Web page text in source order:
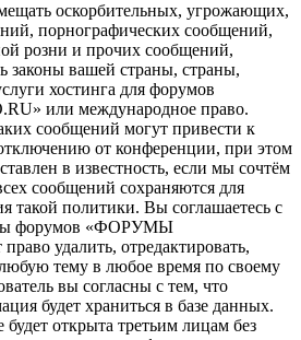
оскорбительных, угрожающих,
порнографических сообщений,
розни и прочих сообщений,
законы вашей страны, страны,
хостинга для форумов
или международное право.
сообщений могут привести к
от конференции, при этом
в известность, если мы сочтём
сообщений сохраняются для
такой политики. Вы соглашаетесь с
форумов «ФОРУМЫ
удалить, отредактировать,
тему в любое время по своему
вы согласны с тем, что
будет храниться в базе данных.
открыта третьим лицам без